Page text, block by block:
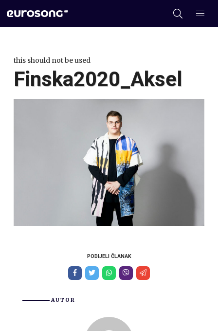
this should not be used
Finska2020_Aksel
PODIJELI ČLANAK
AUTOR